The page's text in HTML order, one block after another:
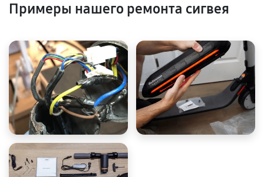
Примеры нашего ремонта сигвея